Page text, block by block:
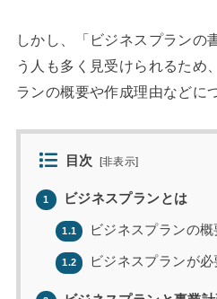
しかし、「ビジネスプランの
う人も多く見受けられるため
ランの概要や作成理由などに
目次 [非表示]
1 ビジネスプランとは
1.1 ビジネスプランの概
1.2 ビジネスプランが必